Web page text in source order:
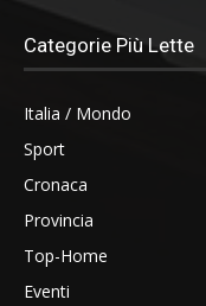
Categorie Più Lette
Italia / Mondo
Sport
Cronaca
Provincia
Top-Home
Eventi